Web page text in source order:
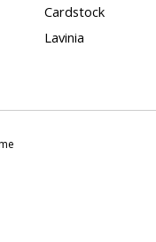
Cardstock
Lavinia